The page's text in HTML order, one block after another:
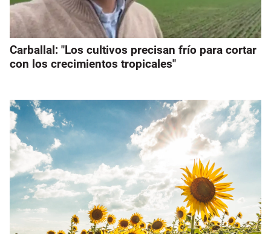
Carballal: "Los cultivos precisan frío para cortar
con los crecimientos tropicales"